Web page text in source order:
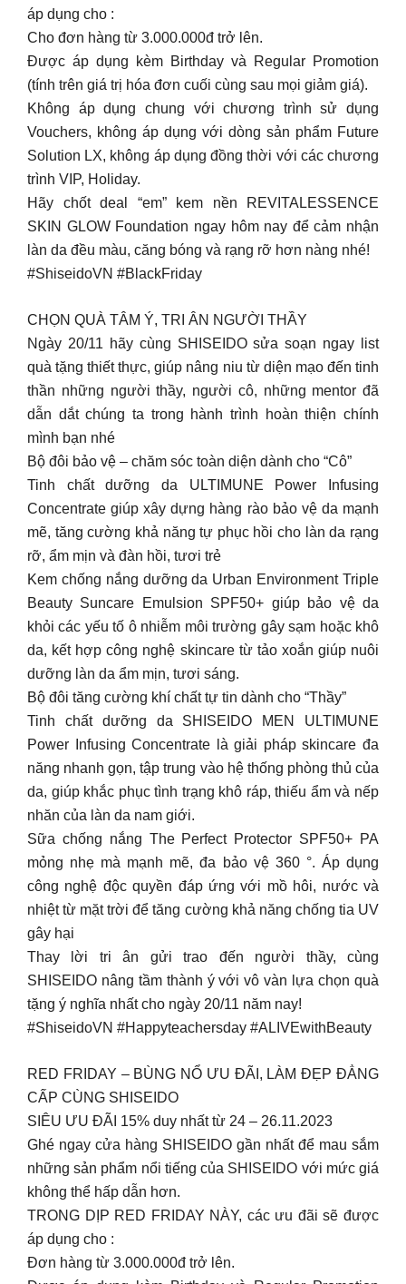
áp dụng cho :
Cho đơn hàng từ 3.000.000đ trở lên.
Được áp dụng kèm Birthday và Regular Promotion
(tính trên giá trị hóa đơn cuối cùng sau mọi giảm giá).
Không áp dụng chung với chương trình sử dụng
Vouchers, không áp dụng với dòng sản phẩm Future
Solution LX, không áp dụng đồng thời với các chương
trình VIP, Holiday.
Hãy chốt deal “em” kem nền REVITALESSENCE
SKIN GLOW Foundation ngay hôm nay để cảm nhận
làn da đều màu, căng bóng và rạng rỡ hơn nàng nhé!
#ShiseidoVN #BlackFriday
CHỌN QUÀ TÂM Ý, TRI ÂN NGƯỜI THẦY
Ngày 20/11 hãy cùng SHISEIDO sửa soạn ngay list
quà tặng thiết thực, giúp nâng niu từ diện mạo đến tinh
thần những người thầy, người cô, những mentor đã
dẫn dắt chúng ta trong hành trình hoàn thiện chính
mình bạn nhé
Bộ đôi bảo vệ – chăm sóc toàn diện dành cho “Cô”
Tinh chất dưỡng da ULTIMUNE Power Infusing
Concentrate giúp xây dựng hàng rào bảo vệ da mạnh
mẽ, tăng cường khả năng tự phục hồi cho làn da rạng
rỡ, ẩm mịn và đàn hồi, tươi trẻ
Kem chống nắng dưỡng da Urban Environment Triple
Beauty Suncare Emulsion SPF50+ giúp bảo vệ da
khỏi các yếu tố ô nhiễm môi trường gây sạm hoặc khô
da, kết hợp công nghệ skincare từ tảo xoắn giúp nuôi
dưỡng làn da ẩm mịn, tươi sáng.
Bộ đôi tăng cường khí chất tự tin dành cho “Thầy”
Tinh chất dưỡng da SHISEIDO MEN ULTIMUNE
Power Infusing Concentrate là giải pháp skincare đa
năng nhanh gọn, tập trung vào hệ thống phòng thủ của
da, giúp khắc phục tình trạng khô ráp, thiếu ẩm và nếp
nhăn của làn da nam giới.
Sữa chống nắng The Perfect Protector SPF50+ PA
mỏng nhẹ mà mạnh mẽ, đa bảo vệ 360 °. Áp dụng
công nghệ độc quyền đáp ứng với mồ hôi, nước và
nhiệt từ mặt trời để tăng cường khả năng chống tia UV
gây hại
Thay lời tri ân gửi trao đến người thầy, cùng
SHISEIDO nâng tầm thành ý với vô vàn lựa chọn quà
tặng ý nghĩa nhất cho ngày 20/11 năm nay!
#ShiseidoVN #Happyteachersday #ALIVEwithBeauty
RED FRIDAY – BÙNG NỔ ƯU ĐÃI, LÀM ĐẸP ĐẲNG
CẤP CÙNG SHISEIDO
SIÊU ƯU ĐÃI 15% duy nhất từ 24 – 26.11.2023
Ghé ngay cửa hàng SHISEIDO gần nhất để mau sắm
những sản phẩm nổi tiếng của SHISEIDO với mức giá
không thể hấp dẫn hơn.
TRONG DỊP RED FRIDAY NÀY, các ưu đãi sẽ được
áp dụng cho :
Đơn hàng từ 3.000.000đ trở lên.